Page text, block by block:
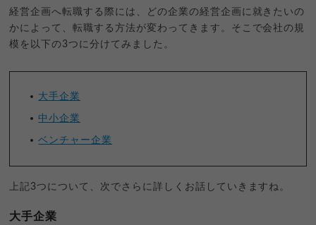
経営企画へ転職する際には、どの企業の経営企画に就きたいの
かによって、転職する方法が変わってきます。そこで会社の規
模を以下の3つに分けてみました。
大手企業
中小企業
ベンチャー企業
上記3つについて、次でさらに詳しくお話していきますね。
大手企業